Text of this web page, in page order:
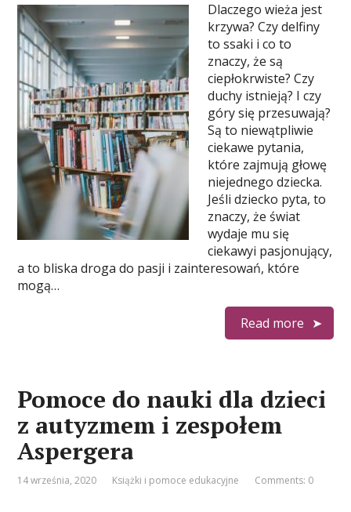
Dlaczego wieża jest
krzywa? Czy delfiny
to ssaki i co to
znaczy, że są
ciepłokrwiste? Czy
duchy istnieją? I czy
góry się przesuwają?
Są to niewątpliwie
ciekawe pytania,
które zajmują głowę
niejednego dziecka.
Jeśli dziecko pyta, to
znaczy, że świat
wydaje mu się
ciekawyi pasjonujący,
a to bliska droga do pasji i zainteresowań, które
mogą…
Read more
Pomoce do nauki dla dzieci
z autyzmem i zespołem
Aspergera
14 września, 2020 Książki i pomoce edukacyjne Comments: 0